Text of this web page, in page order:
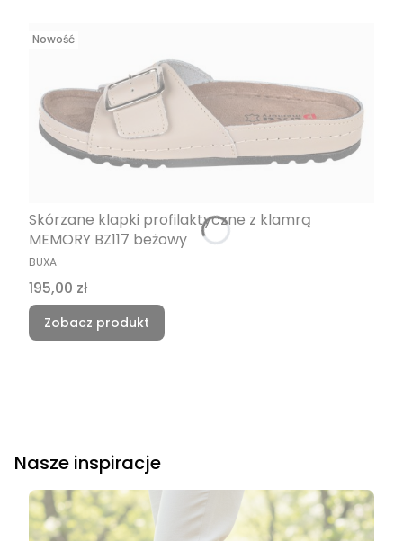
Nowość
Skórzane klapki profilaktyczne z klamrą
MEMORY BZ117 beżowy
PRODUCENT
BUXA
Cena
195,00 zł
Zobacz produkt
Nasze inspiracje